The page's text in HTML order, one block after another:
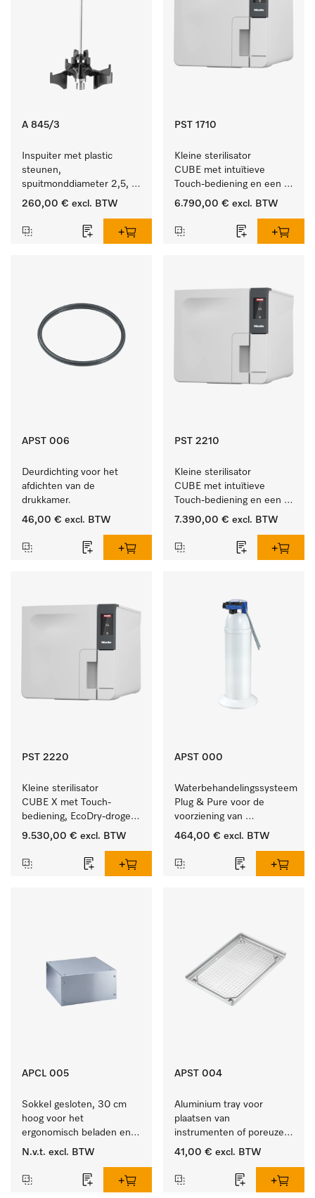
A 845/3
Inspuiter met plastic
steunen,
spuitmonddiameter 2,5,
lengte 125 mm, 20 stuks.
260,00 € excl. BTW
PST 1710
Kleine sterilisator
CUBE met intuïtieve
Touch-bediening en een
instrumentcapaciteit van
6.790,00 € excl. BTW
APST 006
Deurdichting voor het
afdichten van de
drukkamer.
46,00 € excl. BTW
PST 2210
Kleine sterilisator
CUBE met intuïtieve
Touch-bediening en een
instrumentcapaciteit van
7.390,00 € excl. BTW
PST 2220
Kleine sterilisator
CUBE X met Touch-
bediening, EcoDry-drogen
en instrumentcapaciteit
9.530,00 € excl. BTW
APST 000
Waterbehandelingssysteem
Plug & Pure voor de
voorziening van
gedemineraliseerd water.
464,00 € excl. BTW
APCL 005
Sokkel gesloten, 30 cm
hoog voor het
ergonomisch beladen en
legen van de wasmachine
N.v.t. excl. BTW
APST 004
Aluminium tray voor
plaatsen van
instrumenten of poreuze
goederen, groot.
41,00 € excl. BTW